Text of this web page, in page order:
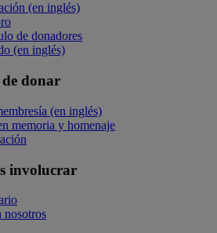
(en inglés)
de donadores
(en inglés)
donar
(en inglés)
memoria y homenaje
involucrar
nosotros